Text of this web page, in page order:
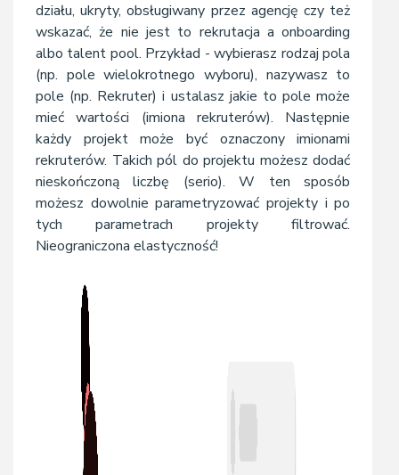
działu, ukryty, obsługiwany przez agencję czy też
wskazać, że nie jest to rekrutacja a onboarding
albo talent pool. Przykład - wybierasz rodzaj pola
(np. pole wielokrotnego wyboru), nazywasz to
pole (np. Rekruter) i ustalasz jakie to pole może
mieć wartości (imiona rekruterów). Następnie
każdy projekt może być oznaczony imionami
rekruterów. Takich pól do projektu możesz dodać
nieskończoną liczbę (serio). W ten sposób
możesz dowolnie parametryzować projekty i po
tych parametrach projekty filtrować.
Nieograniczona elastyczność!